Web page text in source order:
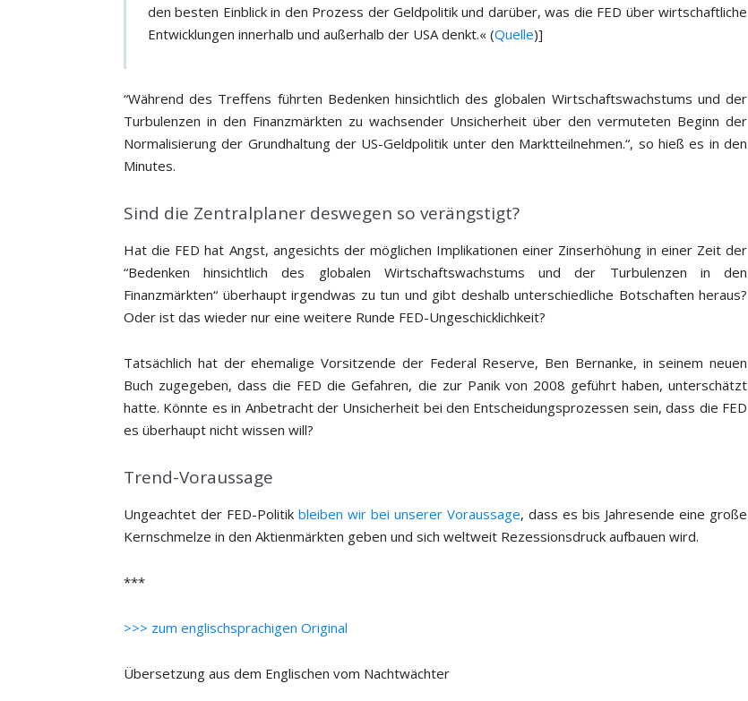
den besten Einblick in den Prozess der Geldpolitik und darüber, was die FED über wirtschaftliche
Entwicklungen innerhalb und außerhalb der USA denkt.« (Quelle)]
“Während des Treffens führten Bedenken hinsichtlich des globalen Wirtschaftswachstums und der
Turbulenzen in den Finanzmärkten zu wachsender Unsicherheit über den vermuteten Beginn der
Normalisierung der Grundhaltung der US-Geldpolitik unter den Marktteilnehmen.“, so hieß es in den
Minutes.
Sind die Zentralplaner deswegen so verängstigt?
Hat die FED hat Angst, angesichts der möglichen Implikationen einer Zinserhöhung in einer Zeit der
“Bedenken hinsichtlich des globalen Wirtschaftswachstums und der Turbulenzen in den
Finanzmärkten“ überhaupt irgendwas zu tun und gibt deshalb unterschiedliche Botschaften heraus?
Oder ist das wieder nur eine weitere Runde FED-Ungeschicklichkeit?
Tatsächlich hat der ehemalige Vorsitzende der Federal Reserve, Ben Bernanke, in seinem neuen
Buch zugegeben, dass die FED die Gefahren, die zur Panik von 2008 geführt haben, unterschätzt
hatte. Könnte es in Anbetracht der Unsicherheit bei den Entscheidungsprozessen sein, dass die FED
es überhaupt nicht wissen will?
Trend-Voraussage
Ungeachtet der FED-Politik bleiben wir bei unserer Voraussage, dass es bis Jahresende eine große
Kernschmelze in den Aktienmärkten geben und sich weltweit Rezessionsdruck aufbauen wird.
***
>>> zum englischsprachigen Original
Übersetzung aus dem Englischen vom Nachtwächter